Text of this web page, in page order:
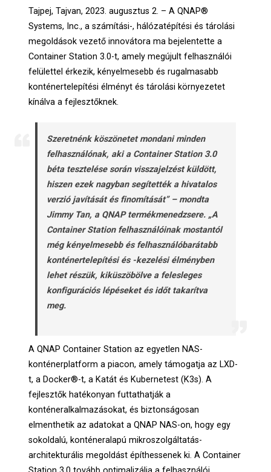
Tajpej, Tajvan, 2023. augusztus 2. – A QNAP®
Systems, Inc., a számítási-, hálózatépítési és tárolási
megoldások vezető innovátora ma bejelentette a
Container Station 3.0-t, amely megújult felhasználói
felülettel érkezik, kényelmesebb és rugalmasabb
konténertelepítési élményt és tárolási környezetet
kínálva a fejlesztőknek.
Szeretnénk köszönetet mondani minden
felhasználónak, aki a Container Station 3.0
béta tesztelése során visszajelzést küldött,
hiszen ezek nagyban segítették a hivatalos
verzió javítását és finomítását” – mondta
Jimmy Tan, a QNAP termékmenedzsere. „A
Container Station felhasználóinak mostantól
még kényelmesebb és felhasználóbarátabb
konténertelepítési és -kezelési élményben
lehet részük, kiküszöbölve a felesleges
konfigurációs lépéseket és időt takarítva
meg.
A QNAP Container Station az egyetlen NAS-
konténerplatform a piacon, amely támogatja az LXD-
t, a Docker®-t, a Katát és Kubernetest (K3s). A
fejlesztők hatékonyan futtathatják a
konténeralkalmazásokat, és biztonságosan
elmenthetik az adatokat a QNAP NAS-on, hogy egy
sokoldalú, konténeralapú mikroszolgáltatás-
architekturális megoldást építhessenek ki. A Container